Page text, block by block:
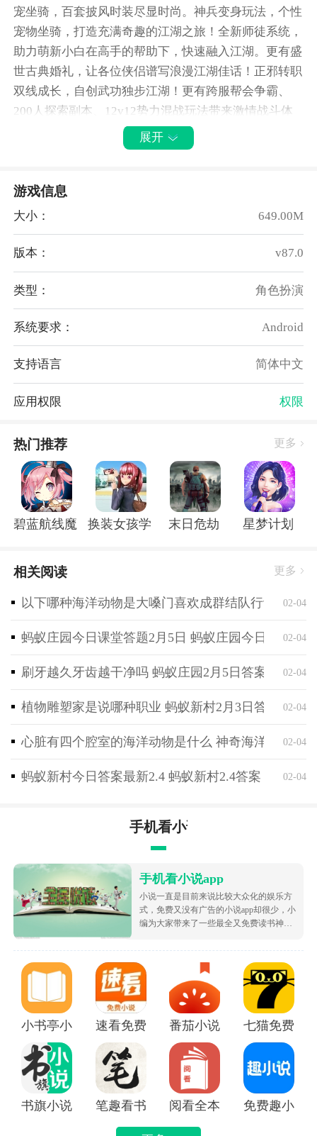
宠坐骑，百套披风时装尽显时尚。神兵变身玩法，个性
宠物坐骑，打造充满奇趣的江湖之旅！全新师徒系统，
助力萌新小白在高手的帮助下，快速融入江湖。更有盛
世古典婚礼，让各位侠侣谱写浪漫江湖佳话！正邪转职
双线成长，自创武功独步江湖！更有跨服帮会争霸、
200人探索副本、12v12势力混战玩法带来激情战斗体
《热血江湖手游》打破传统武侠世界中沉郁厚重的风
格，塑造“明朗愉快的武侠精神”； Q萌角色灵动无双，
清新世界色彩明亮，品味不一样的江湖风采。
士、医师、枪豪、弓手五大经典职业，并开设正邪派系
及转职成长的分支选择。
而对新玩家来说，丰富多变的职业选择，更能带来无限
热血江湖手游职业：
【能攻善守勇猛刀客】
刀客是江湖之中以“刚猛无匹”著称的猛士，他们性格豪
爽，义薄云天。凭着手中之刃，纵情行走江湖。作为一
个攻守兼备、十分均衡的职业，刀客的上手难度较低，
适合所有玩家选择。
【凌厉身法无双剑士】
身怀剑皇所创的长白剑法，并继承了能够破除一切邪恶
江湖中，剑士以身法轻盈出剑凌厉而著称。快如闪电的
剑招，常常让敌人来不及恐惧的优雅死去。剑士强调高
的目的。
医师职业来源于漫画书中的角色——天云岳，身为正派
是江湖中少有青年才俊。
医师职业以救死扶伤为己任，在江湖上拥有极高的名
也不容小觑，PVP实力同样十分强大。
枪豪职业来源于漫画书中的角色——老虎卢风郎。作为
邪派年轻一代中的新晋高手，他拥有武林八大奇珍中的
追魂五星枪。
枪豪堪称是江湖中的喋血之徒，动起手来如疯似魔，不
死不休。而正是这种不要命的打法，使他们成为让人闻
风丧胆的对手。枪豪可的血量越低伤害越高，配合高暴
击属性，低血量时的爆发可谓十分恐怖。
【一箭穿心鬼魅弓手】
弓手职业来源于漫画书中的角色——魅流真。江湖中很
少有人知道弓手的样子，多数看见他们样子的人，已经
成为了尸体。
弓手就像一名最优秀的猎人，总是潜伏在远方的暗处，
用一只箭悄无声气的解决一切问题。超远的攻击距离，
是弓手的最大优势。同时，高频率的控制与残影，也让
展开
游戏信息
大小： 649.00M
版本： v87.0
类型： 角色扮演
系统要求： Android
支持语言 简体中文
应用权限 权限
热门推荐 更多
碧蓝航线魔改r18全套补丁破解版
换装女孩学校 末日危劫 星梦计划
相关阅读 更多
以下哪种海洋动物是大嗓门喜欢成群结队行动 神奇
02-04
蚂蚁庄园今日课堂答题2月5日 蚂蚁庄园今日课堂答
02-04
刷牙越久牙齿越干净吗 蚂蚁庄园2月5日答案最新02-04
植物雕塑家是说哪种职业 蚂蚁新村2月3日答案最新
02-04
心脏有四个腔室的海洋动物是什么 神奇海洋2月4日
02-04
蚂蚁新村今日答案最新2.4 蚂蚁新村2.4答案 02-04
手机看小说app
手机看小说app
小说一直是目前来说比较大众化的娱乐方
式，免费又没有广告的小说app却很少，小
编为大家带来了一些最全又免费读书神
小说资源，都很根据市场受欢迎的热度为
大家排序的哦，致力于带给大家好用的追
书软件！
小书亭小说 速看免费小说app番茄小说免费版下载安装
七猫免费阅
书旗小说APP笔趣看书小说app阅看全本免费小说APP
免费趣小说